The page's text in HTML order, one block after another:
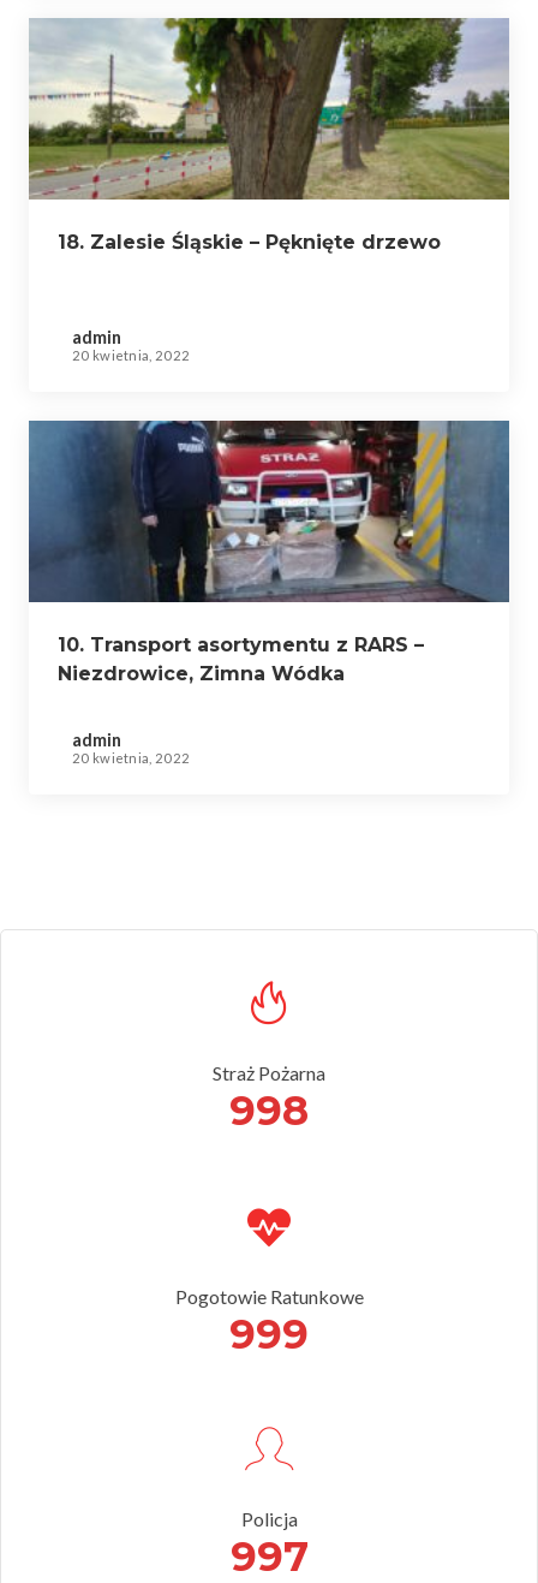
18. Zalesie Śląskie – Pęknięte drzewo
admin
20 kwietnia, 2022
10. Transport asortymentu z RARS –
Niezdrowice, Zimna Wódka
admin
20 kwietnia, 2022
Straż Pożarna
998
Pogotowie Ratunkowe
999
Policja
997